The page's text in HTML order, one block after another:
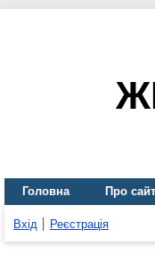
Головна Про сайт
Вхід Реєстрація